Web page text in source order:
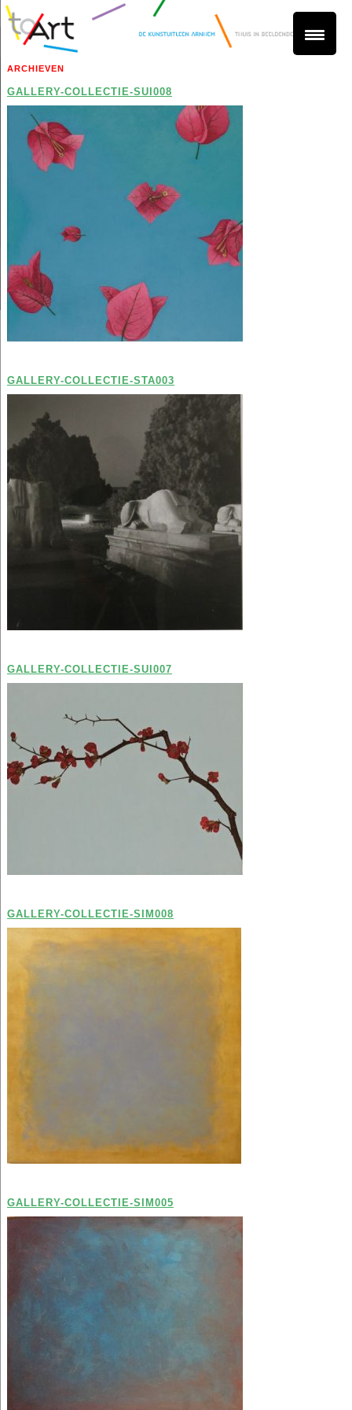
ARCHIEVEN
GALLERY-COLLECTIE-SUI008
GALLERY-COLLECTIE-STA003
GALLERY-COLLECTIE-SUI007
GALLERY-COLLECTIE-SIM008
GALLERY-COLLECTIE-SIM005